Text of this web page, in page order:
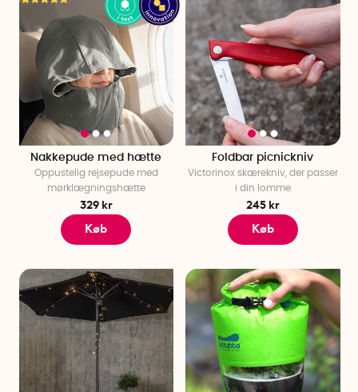
Nakkepude med hætte
Oppustelig rejsepude med
mørklægningshætte
329 kr
Køb
Foldbar picnickniv
Victorinox skærekniv, der passer
i din lomme
245 kr
Køb